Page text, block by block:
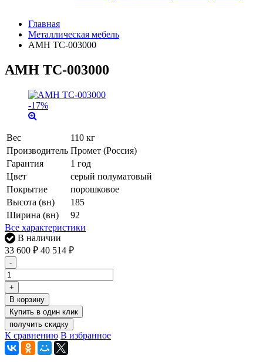
Главная
Металлическая мебель
AMH TC-003000
AMH TC-003000
-17%
Вес
110 кг
Производитель Промет (Россия)
Гарантия
1 год
Цвет
серый полуматовый
Покрытие
порошковое
Высота (вн)
185
Ширина (вн)
92
Все характеристики
В наличии
33 600 ₽ 40 514 ₽
-
+
В корзину
получить скидку
К сравнению В избранное